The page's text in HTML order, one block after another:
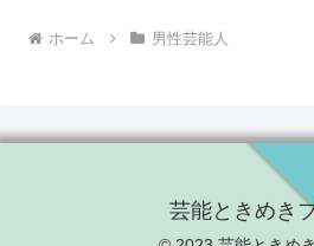
ホーム 男性芸能人
芸能ときめき